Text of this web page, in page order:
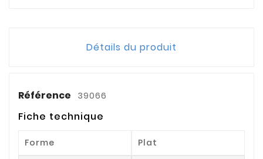
Détails du produit
Référence 39066
Fiche technique
Forme Plat